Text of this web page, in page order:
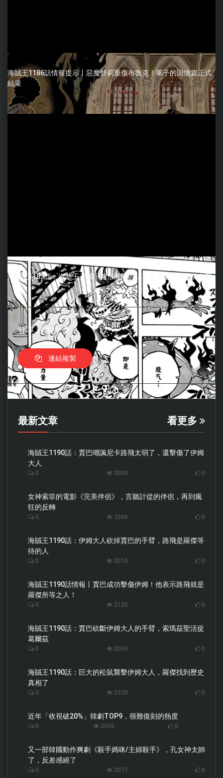
海賊王1186話情報提示丨惡魔舒莉重傷布魯克！軍子的回憶篇正式
結束
海賊王1183話：洛基王子展示新形態戰鬥，革命軍激戰神之騎士團
分享這篇文章
連結複製
最新文章 看更多
海賊王1190話：賈巴嘲諷尼卡路飛太弱了，還擊傷了伊姆
大人
0 2000 0
女神索菲的電影《完美伴侶》，言聽計從的伴侶，再到瘋
狂的反轉
0 2006 0
海賊王1190話：伊姆大人砍掉賈巴的手臂，路飛是羅傑等
待的人
0 2010 0
海賊王1190話情報丨賈巴成功擊傷伊姆！他表示路飛就是
羅傑所等之人！
0 2120 0
海賊王1190話：賈巴砍斷伊姆大人的手臂，索瑪茲聖活捉
葛爾茲
0 2069 0
海賊王1190話：巨大的松鼠襲擊伊姆大人，羅傑找到歷史
真相了
0 2330 0
近年「收視破20%」韓劇TOP9，很難復刻的熱度
0 2056 0
又一部韓國動作爽劇《殺手媽咪/主婦殺手》，孔女神太帥
了，反差感絕了
0 2077 0